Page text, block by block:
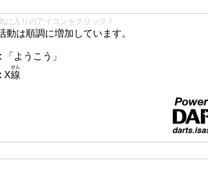
に入りのアイコンをクリック！
動は順調に増加しています。
:
「ようこう」
X線
せん